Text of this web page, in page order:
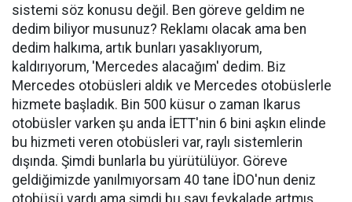
sistemi söz konusu değil. Ben göreve geldim ne
dedim biliyor musunuz? Reklamı olacak ama ben
dedim halkıma, artık bunları yasaklıyorum,
kaldırıyorum, 'Mercedes alacağım' dedim. Biz
Mercedes otobüsleri aldık ve Mercedes otobüslerle
hizmete başladık. Bin 500 küsur o zaman Ikarus
otobüsler varken şu anda İETT'nin 6 bini aşkın elinde
bu hizmeti veren otobüsleri var, raylı sistemlerin
dışında. Şimdi bunlarla bu yürütülüyor. Göreve
geldiğimizde yanılmıyorsam 40 tane İDO'nun deniz
otobüsü vardı ama şimdi bu sayı fevkalade artmış